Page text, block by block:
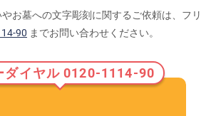
お墓への文字彫刻に関するご依頼は、フリ
90 までお問い合わせください。
ダイヤル 0120-1114-90